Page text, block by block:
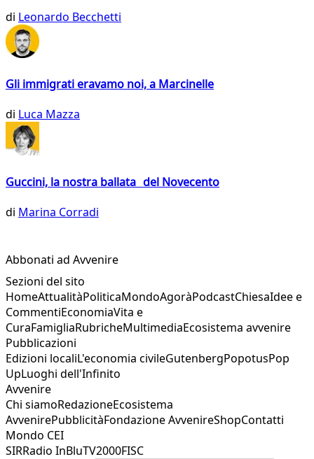
di Leonardo Becchetti
Gli immigrati eravamo noi, a Marcinelle
di Luca Mazza
Guccini, la nostra ballata del Novecento
di Marina Corradi
Abbonati ad Avvenire
Sezioni del sito
HomeAttualitàPoliticaMondoAgoràPodcastChiesaIdee e
CommentiEconomiaVita e
CuraFamigliaRubricheMultimediaEcosistema avvenire
Pubblicazioni
Edizioni localiL'economia civileGutenbergPopotusPop
UpLuoghi dell'Infinito
Avvenire
Chi siamoRedazioneEcosistema
AvvenirePubblicitàFondazione AvvenireShopContatti
Mondo CEI
SIRRadio InBluTV2000FISC